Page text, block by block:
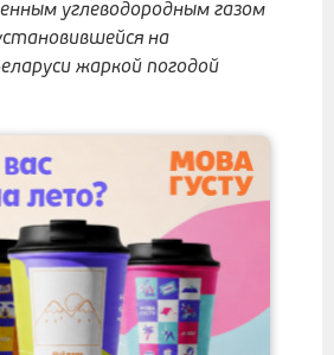
углеводородным газом
на
жаркой погодой